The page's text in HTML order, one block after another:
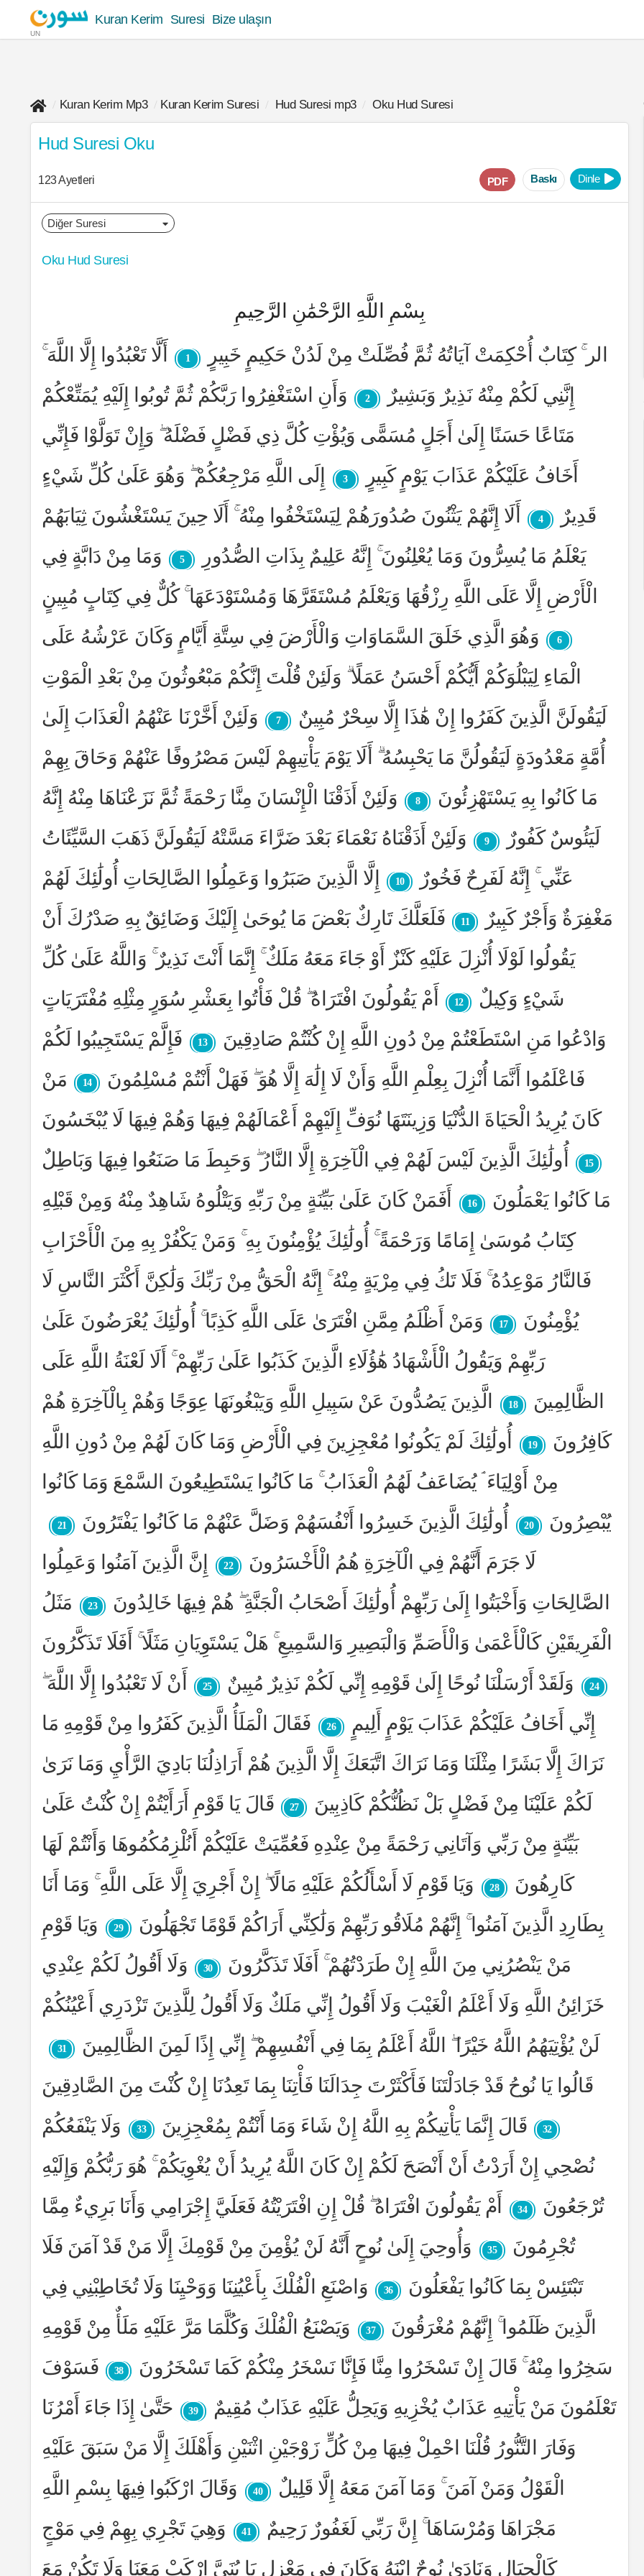
UN
Kuran Kerim Suresi Bize ulaşın
Kuran Kerim Mp3 Kuran Kerim Suresi Hud Suresi mp3 Oku Hud Suresi
Hud Suresi Oku
123 Ayetleri Dinle
Baskı
PDF
Oku Hud Suresi
بِسْمِ اللَّهِ الرَّحْمَٰنِ الرَّحِيمِ
الر ۚ كِتَابٌ أُحْكِمَتْ آيَاتُهُ ثُمَّ فُصِّلَتْ مِنْ لَدُنْ حَكِيمٍ خَبِيرٍ
1
أَلَّا تَعْبُدُوا إِلَّا اللَّهَ ۚ
إِنَّنِي لَكُمْ مِنْهُ نَذِيرٌ وَبَشِيرٌ
2
وَأَنِ اسْتَغْفِرُوا رَبَّكُمْ ثُمَّ تُوبُوا إِلَيْهِ يُمَتِّعْكُمْ
مَتَاعًا حَسَنًا إِلَىٰ أَجَلٍ مُسَمًّى وَيُؤْتِ كُلَّ ذِي فَضْلٍ فَضْلَهُ ۖ وَإِنْ تَوَلَّوْا فَإِنِّي
أَخَافُ عَلَيْكُمْ عَذَابَ يَوْمٍ كَبِيرٍ
3
إِلَى اللَّهِ مَرْجِعُكُمْ ۖ وَهُوَ عَلَىٰ كُلِّ شَيْءٍ
قَدِيرٌ
4
أَلَا إِنَّهُمْ يَثْنُونَ صُدُورَهُمْ لِيَسْتَخْفُوا مِنْهُ ۚ أَلَا حِينَ يَسْتَغْشُونَ ثِيَابَهُمْ
يَعْلَمُ مَا يُسِرُّونَ وَمَا يُعْلِنُونَ ۚ إِنَّهُ عَلِيمٌ بِذَاتِ الصُّدُورِ
5
وَمَا مِنْ دَابَّةٍ فِي
الْأَرْضِ إِلَّا عَلَى اللَّهِ رِزْقُهَا وَيَعْلَمُ مُسْتَقَرَّهَا وَمُسْتَوْدَعَهَا ۚ كُلٌّ فِي كِتَابٍ مُبِينٍ
6
وَهُوَ الَّذِي خَلَقَ السَّمَاوَاتِ وَالْأَرْضَ فِي سِتَّةِ أَيَّامٍ وَكَانَ عَرْشُهُ عَلَى
الْمَاءِ لِيَبْلُوَكُمْ أَيُّكُمْ أَحْسَنُ عَمَلًا ۗ وَلَئِنْ قُلْتَ إِنَّكُمْ مَبْعُوثُونَ مِنْ بَعْدِ الْمَوْتِ
لَيَقُولَنَّ الَّذِينَ كَفَرُوا إِنْ هَٰذَا إِلَّا سِحْرٌ مُبِينٌ
7
وَلَئِنْ أَخَّرْنَا عَنْهُمُ الْعَذَابَ إِلَىٰ
أُمَّةٍ مَعْدُودَةٍ لَيَقُولُنَّ مَا يَحْبِسُهُ ۗ أَلَا يَوْمَ يَأْتِيهِمْ لَيْسَ مَصْرُوفًا عَنْهُمْ وَحَاقَ بِهِمْ
مَا كَانُوا بِهِ يَسْتَهْزِئُونَ
8
وَلَئِنْ أَذَقْنَا الْإِنْسَانَ مِنَّا رَحْمَةً ثُمَّ نَزَعْنَاهَا مِنْهُ إِنَّهُ
لَيَئُوسٌ كَفُورٌ
9
وَلَئِنْ أَذَقْنَاهُ نَعْمَاءَ بَعْدَ ضَرَّاءَ مَسَّتْهُ لَيَقُولَنَّ ذَهَبَ السَّيِّئَاتُ
عَنِّي ۚ إِنَّهُ لَفَرِحٌ فَخُورٌ
10
إِلَّا الَّذِينَ صَبَرُوا وَعَمِلُوا الصَّالِحَاتِ أُولَٰئِكَ لَهُمْ
مَغْفِرَةٌ وَأَجْرٌ كَبِيرٌ
11
فَلَعَلَّكَ تَارِكٌ بَعْضَ مَا يُوحَىٰ إِلَيْكَ وَضَائِقٌ بِهِ صَدْرُكَ أَنْ
يَقُولُوا لَوْلَا أُنْزِلَ عَلَيْهِ كَنْزٌ أَوْ جَاءَ مَعَهُ مَلَكٌ ۚ إِنَّمَا أَنْتَ نَذِيرٌ ۚ وَاللَّهُ عَلَىٰ كُلِّ
شَيْءٍ وَكِيلٌ
12
أَمْ يَقُولُونَ افْتَرَاهُ ۖ قُلْ فَأْتُوا بِعَشْرِ سُوَرٍ مِثْلِهِ مُفْتَرَيَاتٍ
وَادْعُوا مَنِ اسْتَطَعْتُمْ مِنْ دُونِ اللَّهِ إِنْ كُنْتُمْ صَادِقِينَ
13
فَإِلَّمْ يَسْتَجِيبُوا لَكُمْ
فَاعْلَمُوا أَنَّمَا أُنْزِلَ بِعِلْمِ اللَّهِ وَأَنْ لَا إِلَٰهَ إِلَّا هُوَ ۖ فَهَلْ أَنْتُمْ مُسْلِمُونَ
14
مَنْ
كَانَ يُرِيدُ الْحَيَاةَ الدُّنْيَا وَزِينَتَهَا نُوَفِّ إِلَيْهِمْ أَعْمَالَهُمْ فِيهَا وَهُمْ فِيهَا لَا يُبْخَسُونَ
15
أُولَٰئِكَ الَّذِينَ لَيْسَ لَهُمْ فِي الْآخِرَةِ إِلَّا النَّارُ ۖ وَحَبِطَ مَا صَنَعُوا فِيهَا وَبَاطِلٌ
مَا كَانُوا يَعْمَلُونَ
16
أَفَمَنْ كَانَ عَلَىٰ بَيِّنَةٍ مِنْ رَبِّهِ وَيَتْلُوهُ شَاهِدٌ مِنْهُ وَمِنْ قَبْلِهِ
كِتَابُ مُوسَىٰ إِمَامًا وَرَحْمَةً ۚ أُولَٰئِكَ يُؤْمِنُونَ بِهِ ۚ وَمَنْ يَكْفُرْ بِهِ مِنَ الْأَحْزَابِ
فَالنَّارُ مَوْعِدُهُ ۚ فَلَا تَكُ فِي مِرْيَةٍ مِنْهُ ۚ إِنَّهُ الْحَقُّ مِنْ رَبِّكَ وَلَٰكِنَّ أَكْثَرَ النَّاسِ لَا
يُؤْمِنُونَ
17
وَمَنْ أَظْلَمُ مِمَّنِ افْتَرَىٰ عَلَى اللَّهِ كَذِبًا ۚ أُولَٰئِكَ يُعْرَضُونَ عَلَىٰ
رَبِّهِمْ وَيَقُولُ الْأَشْهَادُ هَٰؤُلَاءِ الَّذِينَ كَذَبُوا عَلَىٰ رَبِّهِمْ ۚ أَلَا لَعْنَةُ اللَّهِ عَلَى
الظَّالِمِينَ
18
الَّذِينَ يَصُدُّونَ عَنْ سَبِيلِ اللَّهِ وَيَبْغُونَهَا عِوَجًا وَهُمْ بِالْآخِرَةِ هُمْ
كَافِرُونَ
19
أُولَٰئِكَ لَمْ يَكُونُوا مُعْجِزِينَ فِي الْأَرْضِ وَمَا كَانَ لَهُمْ مِنْ دُونِ اللَّهِ
مِنْ أَوْلِيَاءَ ۘ يُضَاعَفُ لَهُمُ الْعَذَابُ ۚ مَا كَانُوا يَسْتَطِيعُونَ السَّمْعَ وَمَا كَانُوا
يُبْصِرُونَ
20 أُولَٰئِكَ الَّذِينَ خَسِرُوا أَنْفُسَهُمْ وَضَلَّ عَنْهُمْ مَا كَانُوا يَفْتَرُونَ 21
لَا جَرَمَ أَنَّهُمْ فِي الْآخِرَةِ هُمُ الْأَخْسَرُونَ 22
إِنَّ الَّذِينَ آمَنُوا وَعَمِلُوا
الصَّالِحَاتِ وَأَخْبَتُوا إِلَىٰ رَبِّهِمْ أُولَٰئِكَ أَصْحَابُ الْجَنَّةِ ۖ هُمْ فِيهَا خَالِدُونَ
23
مَثَلُ
الْفَرِيقَيْنِ كَالْأَعْمَىٰ وَالْأَصَمِّ وَالْبَصِيرِ وَالسَّمِيعِ ۚ هَلْ يَسْتَوِيَانِ مَثَلًا ۚ أَفَلَا تَذَكَّرُونَ
24 وَلَقَدْ أَرْسَلْنَا نُوحًا إِلَىٰ قَوْمِهِ إِنِّي لَكُمْ نَذِيرٌ مُبِينٌ 25
أَنْ لَا تَعْبُدُوا إِلَّا اللَّهَ ۖ
إِنِّي أَخَافُ عَلَيْكُمْ عَذَابَ يَوْمٍ أَلِيمٍ
26
فَقَالَ الْمَلَأُ الَّذِينَ كَفَرُوا مِنْ قَوْمِهِ مَا
نَرَاكَ إِلَّا بَشَرًا مِثْلَنَا وَمَا نَرَاكَ اتَّبَعَكَ إِلَّا الَّذِينَ هُمْ أَرَاذِلُنَا بَادِيَ الرَّأْيِ وَمَا نَرَىٰ
لَكُمْ عَلَيْنَا مِنْ فَضْلٍ بَلْ نَظُنُّكُمْ كَاذِبِينَ
27
قَالَ يَا قَوْمِ أَرَأَيْتُمْ إِنْ كُنْتُ عَلَىٰ
بَيِّنَةٍ مِنْ رَبِّي وَآتَانِي رَحْمَةً مِنْ عِنْدِهِ فَعُمِّيَتْ عَلَيْكُمْ أَنُلْزِمُكُمُوهَا وَأَنْتُمْ لَهَا
كَارِهُونَ
28
وَيَا قَوْمِ لَا أَسْأَلُكُمْ عَلَيْهِ مَالًا ۖ إِنْ أَجْرِيَ إِلَّا عَلَى اللَّهِ ۚ وَمَا أَنَا
بِطَارِدِ الَّذِينَ آمَنُوا ۚ إِنَّهُمْ مُلَاقُو رَبِّهِمْ وَلَٰكِنِّي أَرَاكُمْ قَوْمًا تَجْهَلُونَ
29
وَيَا قَوْمِ
مَنْ يَنْصُرُنِي مِنَ اللَّهِ إِنْ طَرَدْتُهُمْ ۚ أَفَلَا تَذَكَّرُونَ
30
وَلَا أَقُولُ لَكُمْ عِنْدِي
خَزَائِنُ اللَّهِ وَلَا أَعْلَمُ الْغَيْبَ وَلَا أَقُولُ إِنِّي مَلَكٌ وَلَا أَقُولُ لِلَّذِينَ تَزْدَرِي أَعْيُنُكُمْ
لَنْ يُؤْتِيَهُمُ اللَّهُ خَيْرًا ۖ اللَّهُ أَعْلَمُ بِمَا فِي أَنْفُسِهِمْ ۖ إِنِّي إِذًا لَمِنَ الظَّالِمِينَ
31
قَالُوا يَا نُوحُ قَدْ جَادَلْتَنَا فَأَكْثَرْتَ جِدَالَنَا فَأْتِنَا بِمَا تَعِدُنَا إِنْ كُنْتَ مِنَ الصَّادِقِينَ
32 قَالَ إِنَّمَا يَأْتِيكُمْ بِهِ اللَّهُ إِنْ شَاءَ وَمَا أَنْتُمْ بِمُعْجِزِينَ 33
وَلَا يَنْفَعُكُمْ
نُصْحِي إِنْ أَرَدْتُ أَنْ أَنْصَحَ لَكُمْ إِنْ كَانَ اللَّهُ يُرِيدُ أَنْ يُغْوِيَكُمْ ۚ هُوَ رَبُّكُمْ وَإِلَيْهِ
تُرْجَعُونَ
34
أَمْ يَقُولُونَ افْتَرَاهُ ۖ قُلْ إِنِ افْتَرَيْتُهُ فَعَلَيَّ إِجْرَامِي وَأَنَا بَرِيءٌ مِمَّا
تُجْرِمُونَ
35
وَأُوحِيَ إِلَىٰ نُوحٍ أَنَّهُ لَنْ يُؤْمِنَ مِنْ قَوْمِكَ إِلَّا مَنْ قَدْ آمَنَ فَلَا
تَبْتَئِسْ بِمَا كَانُوا يَفْعَلُونَ
36
وَاصْنَعِ الْفُلْكَ بِأَعْيُنِنَا وَوَحْيِنَا وَلَا تُخَاطِبْنِي فِي
الَّذِينَ ظَلَمُوا ۚ إِنَّهُمْ مُغْرَقُونَ
37
وَيَصْنَعُ الْفُلْكَ وَكُلَّمَا مَرَّ عَلَيْهِ مَلَأٌ مِنْ قَوْمِهِ
سَخِرُوا مِنْهُ ۚ قَالَ إِنْ تَسْخَرُوا مِنَّا فَإِنَّا نَسْخَرُ مِنْكُمْ كَمَا تَسْخَرُونَ
38
فَسَوْفَ
تَعْلَمُونَ مَنْ يَأْتِيهِ عَذَابٌ يُخْزِيهِ وَيَحِلُّ عَلَيْهِ عَذَابٌ مُقِيمٌ
39
حَتَّىٰ إِذَا جَاءَ أَمْرُنَا
وَفَارَ التَّنُّورُ قُلْنَا احْمِلْ فِيهَا مِنْ كُلٍّ زَوْجَيْنِ اثْنَيْنِ وَأَهْلَكَ إِلَّا مَنْ سَبَقَ عَلَيْهِ
الْقَوْلُ وَمَنْ آمَنَ ۚ وَمَا آمَنَ مَعَهُ إِلَّا قَلِيلٌ
40
وَقَالَ ارْكَبُوا فِيهَا بِسْمِ اللَّهِ
مَجْرَاهَا وَمُرْسَاهَا ۚ إِنَّ رَبِّي لَغَفُورٌ رَحِيمٌ
41
وَهِيَ تَجْرِي بِهِمْ فِي مَوْجٍ
كَالْجِبَالِ وَنَادَىٰ نُوحٌ ابْنَهُ وَكَانَ فِي مَعْزِلٍ يَا بُنَيَّ ارْكَبْ مَعَنَا وَلَا تَكُنْ مَعَ